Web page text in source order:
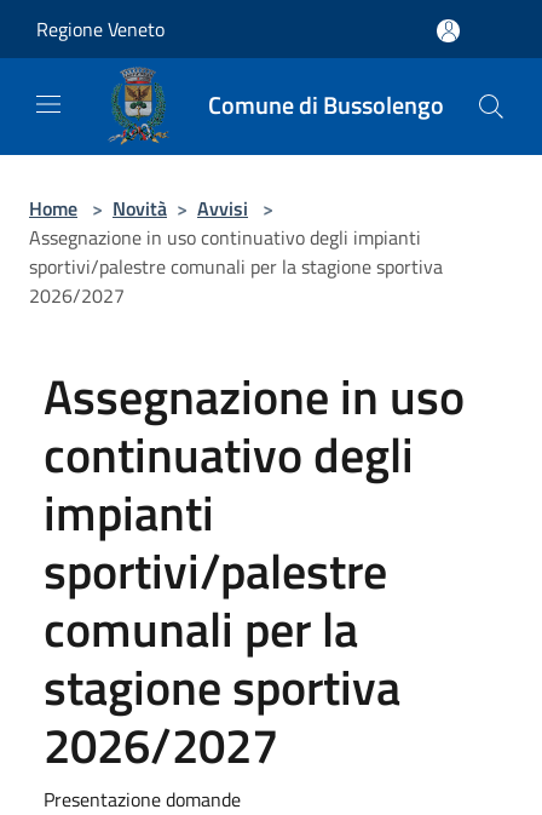
Regione Veneto
Comune di Bussolengo
Home > Novità > Avvisi >
Assegnazione in uso continuativo degli impianti
sportivi/palestre comunali per la stagione sportiva
2026/2027
Assegnazione in uso
continuativo degli
impianti
sportivi/palestre
comunali per la
stagione sportiva
2026/2027
Presentazione domande